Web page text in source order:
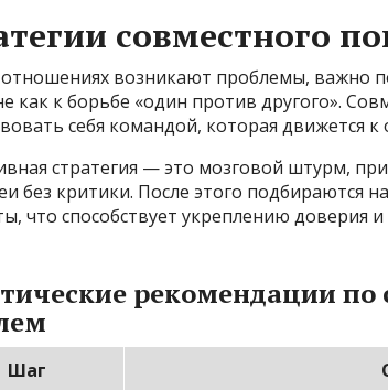
совместного
отношениях возникают проблемы, важно
как к борьбе «один против другого».
себя командой, которая движется к
стратегия — это мозговой штурм,
без критики. После этого подбираются
что способствует укреплению доверия и
рекомендации
Шаг